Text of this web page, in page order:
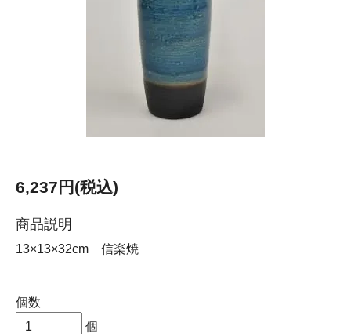
6,237円(税込)
商品説明
13×13×32cm 信楽焼
個数
個